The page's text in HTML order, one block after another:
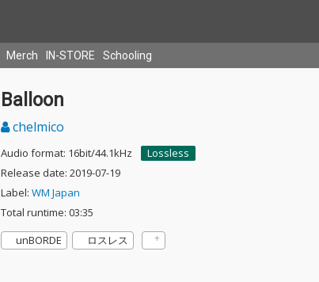
Merch IN-STORE Schooling
Balloon
chelmico
Audio format: 16bit/44.1kHz
Lossless
Release date: 2019-07-19
Label: WM Japan
Total runtime: 03:35
unBORDE
ロスレス